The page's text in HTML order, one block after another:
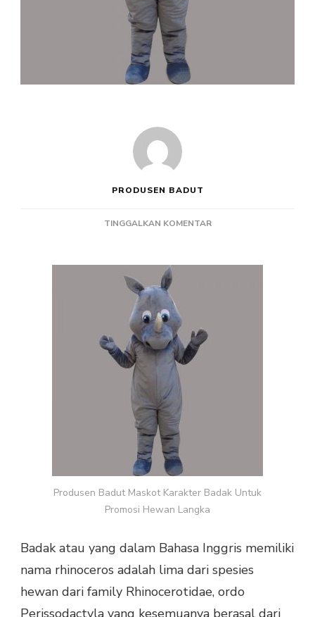
PRODUSEN BADUT
TINGGALKAN KOMENTARPADA
MASKOT
Produsen Badut Maskot Karakter Badak Untuk
Promosi Hewan Langka
Badak atau yang dalam Bahasa Inggris memiliki
nama rhinoceros adalah lima dari spesies
hewan dari family Rhinocerotidae, ordo
Perissodactyla yang kesemuanya berasal dari